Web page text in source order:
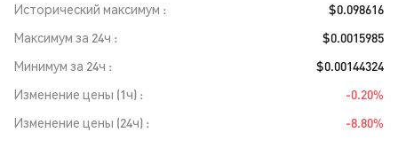
Исторический максимум
$0.098616
Максимум за 24ч
$0.0015985
Минимум за 24ч
$0.00144324
Изменение цены (1ч)
-0.20%
Изменение цены (24ч)
-8.80%